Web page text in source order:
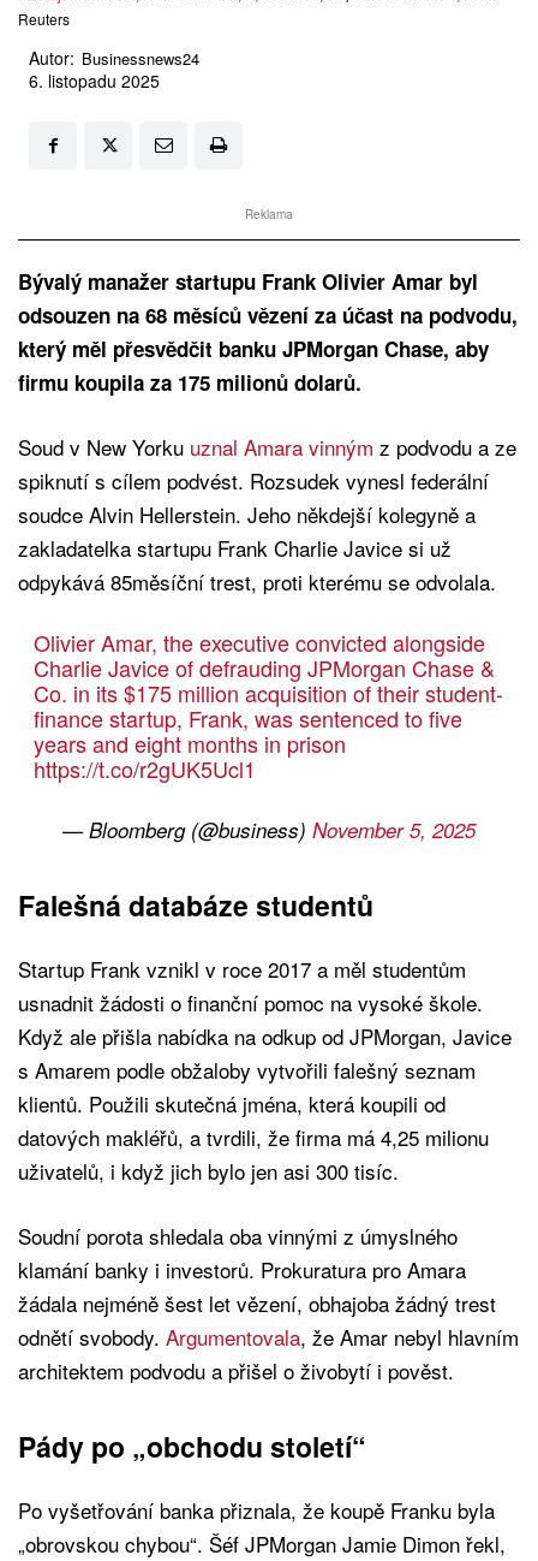
Reuters
Autor: Businessnews24
6. listopadu 2025
Reklama
Bývalý manažer startupu Frank Olivier Amar byl
odsouzen na 68 měsíců vězení za účast na podvodu,
který měl přesvědčit banku JPMorgan Chase, aby
firmu koupila za 175 milionů dolarů.
Soud v New Yorku uznal Amara vinným z podvodu a ze
spiknutí s cílem podvést. Rozsudek vynesl federální
soudce Alvin Hellerstein. Jeho někdejší kolegyně a
zakladatelka startupu Frank Charlie Javice si už
odpykává 85měsíční trest, proti kterému se odvolala.
Olivier Amar, the executive convicted alongside
Charlie Javice of defrauding JPMorgan Chase &
Co. in its $175 million acquisition of their student-
finance startup, Frank, was sentenced to five
years and eight months in prison
https://t.co/r2gUK5Ucl1
— Bloomberg (@business) November 5, 2025
Falešná databáze studentů
Startup Frank vznikl v roce 2017 a měl studentům
usnadnit žádosti o finanční pomoc na vysoké škole.
Když ale přišla nabídka na odkup od JPMorgan, Javice
s Amarem podle obžaloby vytvořili falešný seznam
klientů. Použili skutečná jména, která koupili od
datových makléřů, a tvrdili, že firma má 4,25 milionu
uživatelů, i když jich bylo jen asi 300 tisíc.
Soudní porota shledala oba vinnými z úmyslného
klamání banky i investorů. Prokuratura pro Amara
žádala nejméně šest let vězení, obhajoba žádný trest
odnětí svobody. Argumentovala, že Amar nebyl hlavním
architektem podvodu a přišel o živobytí i pověst.
Pády po „obchodu století“
Po vyšetřování banka přiznala, že koupě Franku byla
„obrovskou chybou“. Šéf JPMorgan Jamie Dimon řekl,